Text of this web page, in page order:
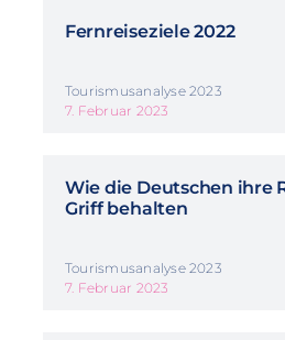
Fernreiseziele 2022
Tourismusanalyse 2023
7. Februar 2023
Wie die Deutschen ihre
Griff behalten
Tourismusanalyse 2023
7. Februar 2023